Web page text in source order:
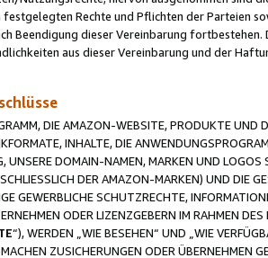
Rechte und Pflichten der Parteien
Beendigung dieser Vereinbarung
aus dieser Vereinbarung und der
DIE AMAZON-WEBSITE, PRODUKTE UND
INHALTE, DIE
UNSERE DOMAIN-NAMEN, MARKEN UND
DER AMAZON-MARKEN) UND DIE
GEWERBLICHE SCHUTZRECHTE,
ODER LIZENZGEBERN IM RAHMEN
“), WERDEN „WIE BESEHEN“ UND „WIE
ZUSICHERUNGEN ODER ÜBERNEHMEN